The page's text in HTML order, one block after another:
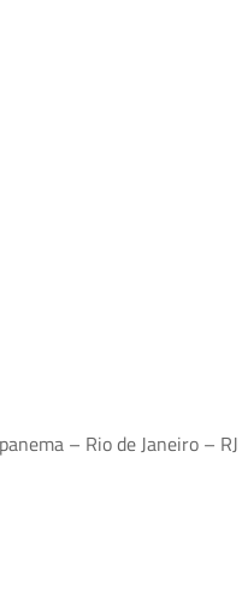
– Rio de Janeiro – RJ